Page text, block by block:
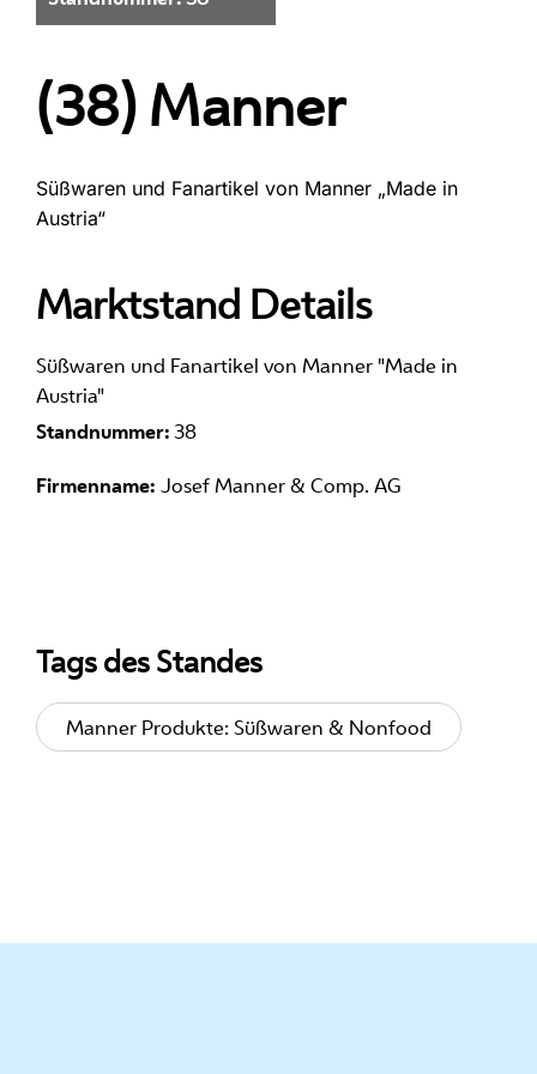
(38) Manner
Süßwaren und Fanartikel von Manner „Made in
Austria“
Marktstand Details
Süßwaren und Fanartikel von Manner "Made in
Austria"
Standnummer:38
Firmenname: Josef Manner & Comp. AG
Tags des Standes
Manner Produkte: Süßwaren & Nonfood